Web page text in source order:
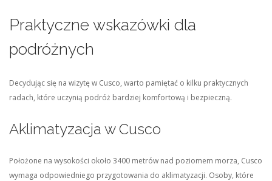
Praktyczne wskazówki dla
podróżnych
Decydując się na wizytę w Cusco, warto pamiętać o kilku praktycznych
radach, które uczynią podróż bardziej komfortową i bezpieczną.
Aklimatyzacja w Cusco
Położone na wysokości około 3400 metrów nad poziomem morza, Cusco
wymaga odpowiedniego przygotowania do aklimatyzacji. Osoby, które